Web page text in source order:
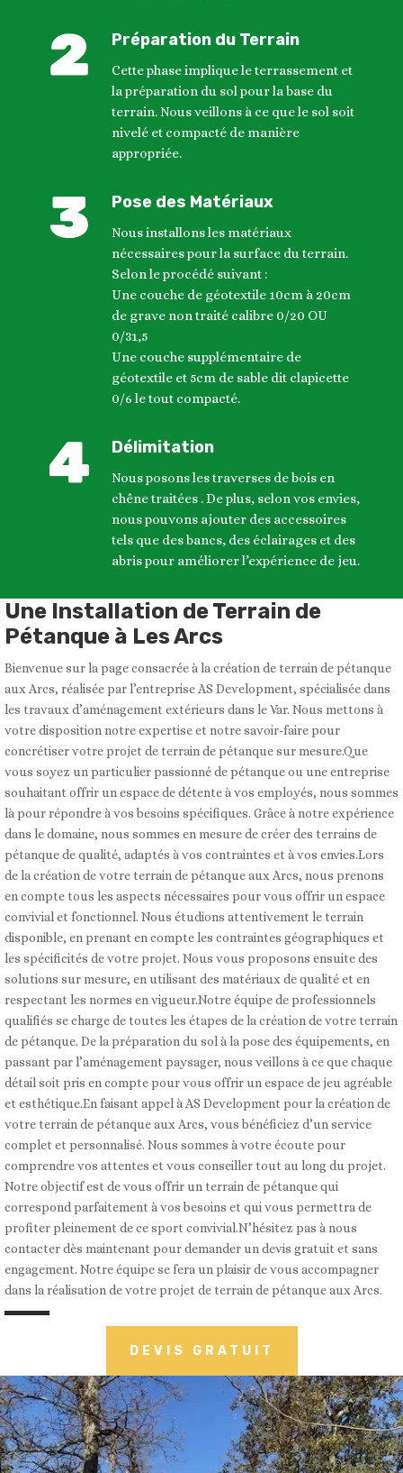
Préparation du Terrain
Cette phase implique le terrassement et
la préparation du sol pour la base du
terrain. Nous veillons à ce que le sol soit
nivelé et compacté de manière
appropriée.
Pose des Matériaux
Nous installons les matériaux
nécessaires pour la surface du terrain.
Selon le procédé suivant :
Une couche de géotextile 10cm à 20cm
de grave non traité calibre 0/20 OU
0/31,5
Une couche supplémentaire de
géotextile et 5cm de sable dit clapicette
0/6 le tout compacté.
Délimitation
Nous posons les traverses de bois en
chêne traitées . De plus, selon vos envies,
nous pouvons ajouter des accessoires
tels que des bancs, des éclairages et des
abris pour améliorer l’expérience de jeu.
Une Installation de Terrain de
Pétanque à Les Arcs
Bienvenue sur la page consacrée à la création de terrain de pétanque
aux Arcs, réalisée par l’entreprise AS Development, spécialisée dans
les travaux d’aménagement extérieurs dans le Var. Nous mettons à
votre disposition notre expertise et notre savoir-faire pour
concrétiser votre projet de terrain de pétanque sur mesure.Que
vous soyez un particulier passionné de pétanque ou une entreprise
souhaitant offrir un espace de détente à vos employés, nous sommes
là pour répondre à vos besoins spécifiques. Grâce à notre expérience
dans le domaine, nous sommes en mesure de créer des terrains de
pétanque de qualité, adaptés à vos contraintes et à vos envies.Lors
de la création de votre terrain de pétanque aux Arcs, nous prenons
en compte tous les aspects nécessaires pour vous offrir un espace
convivial et fonctionnel. Nous étudions attentivement le terrain
disponible, en prenant en compte les contraintes géographiques et
les spécificités de votre projet. Nous vous proposons ensuite des
solutions sur mesure, en utilisant des matériaux de qualité et en
respectant les normes en vigueur.Notre équipe de professionnels
qualifiés se charge de toutes les étapes de la création de votre terrain
de pétanque. De la préparation du sol à la pose des équipements, en
passant par l’aménagement paysager, nous veillons à ce que chaque
détail soit pris en compte pour vous offrir un espace de jeu agréable
et esthétique.En faisant appel à AS Development pour la création de
votre terrain de pétanque aux Arcs, vous bénéficiez d’un service
complet et personnalisé. Nous sommes à votre écoute pour
comprendre vos attentes et vous conseiller tout au long du projet.
Notre objectif est de vous offrir un terrain de pétanque qui
correspond parfaitement à vos besoins et qui vous permettra de
profiter pleinement de ce sport convivial.N’hésitez pas à nous
contacter dès maintenant pour demander un devis gratuit et sans
engagement. Notre équipe se fera un plaisir de vous accompagner
dans la réalisation de votre projet de terrain de pétanque aux Arcs.
DEVIS GRATUIT